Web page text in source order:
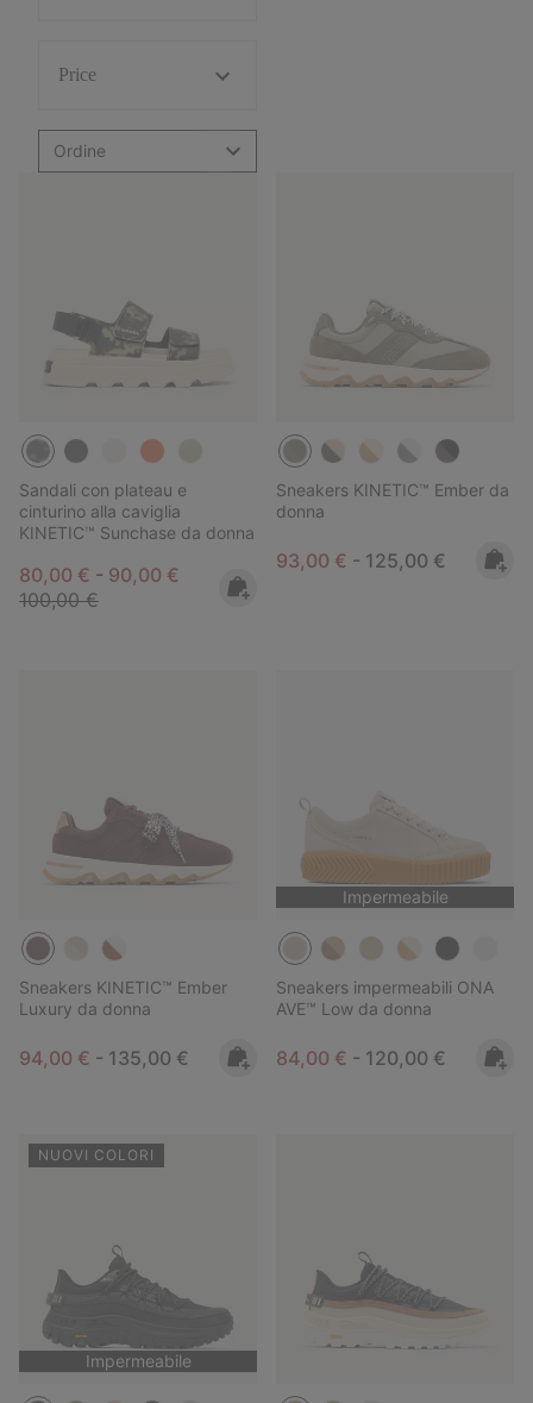
Price
Ordine
Sandali con plateau e
cinturino alla caviglia
KINETIC™ Sunchase da donna
Minimum sale price:
80,00 € - Maximum sale price:
90,00 € Regular price:
100,00 €
Sneakers KINETIC™ Ember da
donna
Minimum sale price:
93,00 € - Maximum price:
125,00 €
Sneakers KINETIC™ Ember
Luxury da donna
Minimum sale price:
94,00 € - Maximum price:
135,00 €
Impermeabile
Sneakers impermeabili ONA
AVE™ Low da donna
Minimum sale price:
84,00 € - Maximum price:
120,00 €
NUOVI COLORI
Impermeabile